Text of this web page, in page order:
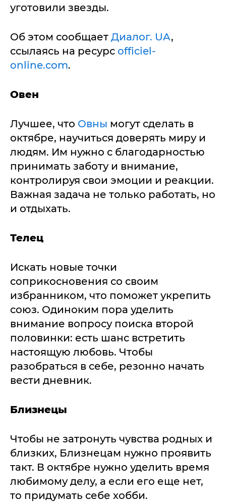
уготовили звезды.
Об этом сообщает Диалог. UA,
ссылаясь на ресурс officiel-
online.com.
Овен
Лучшее, что Овны могут сделать в
октябре, научиться доверять миру и
людям. Им нужно с благодарностью
принимать заботу и внимание,
контролируя свои эмоции и реакции.
Важная задача не только работать, но
и отдыхать.
Телец
Искать новые точки
соприкосновения со своим
избранником, что поможет укрепить
союз. Одиноким пора уделить
внимание вопросу поиска второй
половинки: есть шанс встретить
настоящую любовь. Чтобы
разобраться в себе, резонно начать
вести дневник.
Близнецы
Чтобы не затронуть чувства родных и
близких, Близнецам нужно проявить
такт. В октябре нужно уделить время
любимому делу, а если его еще нет,
то придумать себе хобби.